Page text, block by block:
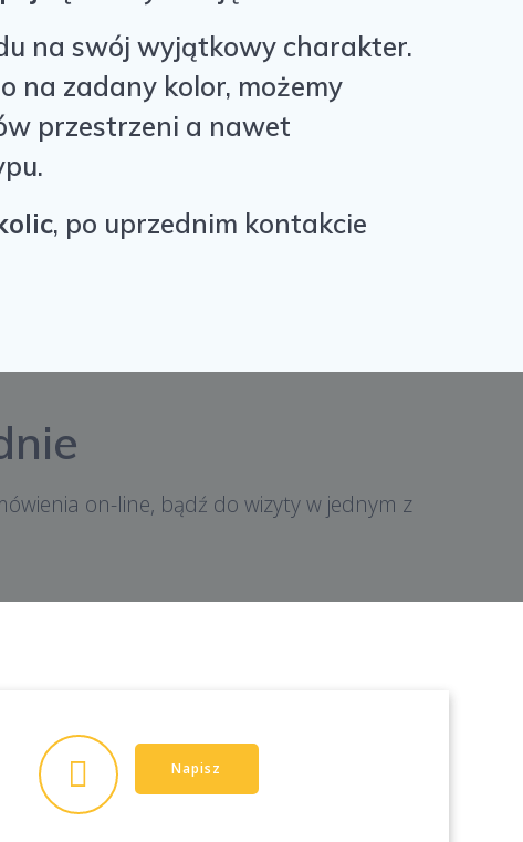
na swój wyjątkowy charakter.
na zadany kolor, możemy
przestrzeni a nawet
, po uprzednim kontakcie
on-line, bądź do wizyty w jednym z
Napisz